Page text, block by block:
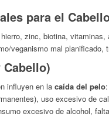
para el
zinc, biotina,
veganismo mal
influyen en la caída del pelo
uso excesivo de
excesivo de alcohol,